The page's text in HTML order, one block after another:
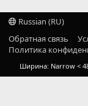
Russian (RU)
Обратная связь
Политика
Ширина